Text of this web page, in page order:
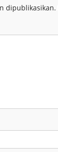
dipublikasikan.